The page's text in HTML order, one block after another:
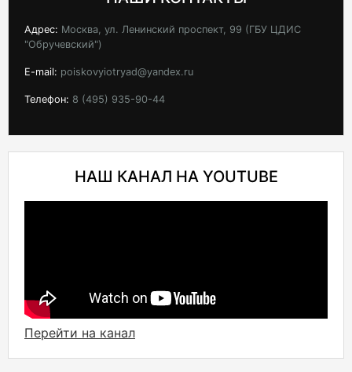
Адрес: Москва, ул. Ленинский проспект, 99 (ГБУ ЦДИС
"Обручевский")
E-mail: poiskovyiotryad@yandex.ru
Телефон: 8 (495) 935-90-44
НАШ КАНАЛ НА YOUTUBE
Перейти на канал